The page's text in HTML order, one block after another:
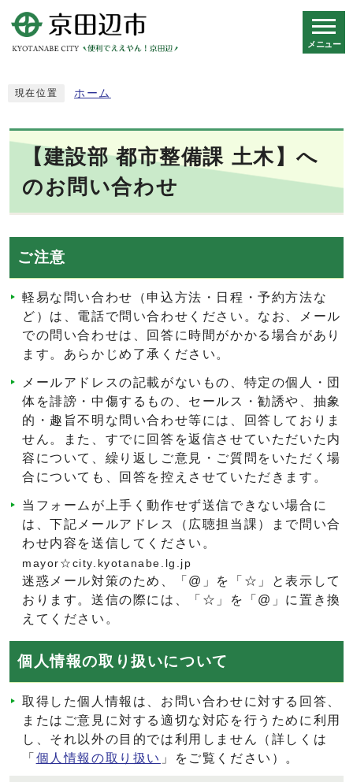
メニュー
現在位置 ホーム
【建設部 都市整備課 土木】へ
のお問い合わせ
ご注意
軽易な問い合わせ（申込方法・日程・予約方法な
ど）は、電話で問い合わせください。なお、メール
での問い合わせは、回答に時間がかかる場合があり
ます。あらかじめ了承ください。
メールアドレスの記載がないもの、特定の個人・団
体を誹謗・中傷するもの、セールス・勧誘や、抽象
的・趣旨不明な問い合わせ等には、回答しておりま
せん。また、すでに回答を返信させていただいた内
容について、繰り返しご意見・ご質問をいただく場
合についても、回答を控えさせていただきます。
当フォームが上手く動作せず送信できない場合に
は、下記メールアドレス（広聴担当課）まで問い合
わせ内容を送信してください。
mayor☆city.kyotanabe.lg.jp
迷惑メール対策のため、「@」を「☆」と表示して
おります。送信の際には、「☆」を「@」に置き換
えてください。
個人情報の取り扱いについて
取得した個人情報は、お問い合わせに対する回答、
またはご意見に対する適切な対応を行うために利用
し、それ以外の目的では利用しません（詳しくは
「 個人情報の取り扱い 」をご覧ください）。